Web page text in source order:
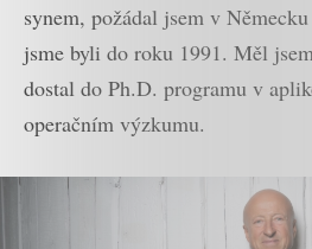
synem, požádal jsem v
jsme byli do roku 1991. Měl
dostal do Ph.D. programu v
operačním výzkumu.